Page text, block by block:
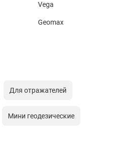
Vega
Geomax
Для отражателей
Мини геодезические
геодезические